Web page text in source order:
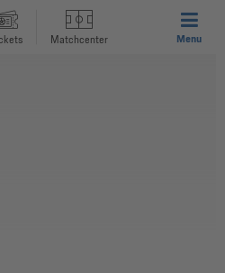
Matchcenter Menu